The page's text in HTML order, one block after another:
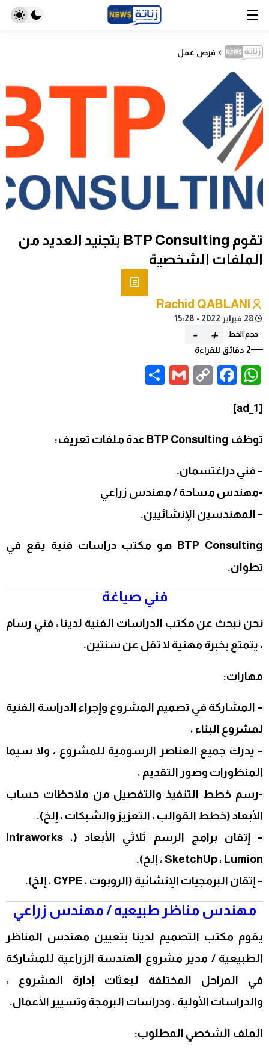
فرص عمل
تقوم BTP Consulting بتجنيد العديد من
الملفات الشخصية
Rachid QABLANI
28 فبراير 2022 - 15:28
حجم الخط +
-
2 دقائق للقراءة
WhatsApp
Facebook
Copy
Gmail
[ad_1]
توظف BTP Consulting عدة ملفات تعريف:
– فني دراغتسمان.
-مهندس مساحة / مهندس زراعي
– المهندسين الإنشائيين.
BTP Consulting هو مكتب دراسات فنية يقع في
تطوان.
فني صياغة
نحن نبحث عن مكتب الدراسات الفنية لدينا ، فني رسام
، يتمتع بخبرة مهنية لا تقل عن سنتين.
مهارات:
– المشاركة في تصميم المشروع وإجراء الدراسة الفنية
لمشروع البناء ،
– يدرك جميع العناصر الرسومية للمشروع ، ولا سيما
المنظورات وصور التقديم ،
-رسم خطط التنفيذ والتفصيل من ملاحظات حساب
الأبعاد (خطط القوالب ، التعزيز والشبكات ، إلخ).
– إتقان برامج الرسم ثلاثي الأبعاد (Infraworks ،
SketchUp ، Lumion ، إلخ).
– إتقان البرمجيات الإنشائية (الروبوت ، CYPE ، إلخ).
مهندس مناظر طبيعيه / مهندس زراعي
يقوم مكتب التصميم لدينا بتعيين مهندس المناظر
الطبيعية / مدير مشروع الهندسة الزراعية للمشاركة
في المراحل المختلفة لبعثات إدارة المشروع ،
والدراسات الأولية ، ودراسات البرمجة وتسيير الأعمال.
الملف الشخصي المطلوب: